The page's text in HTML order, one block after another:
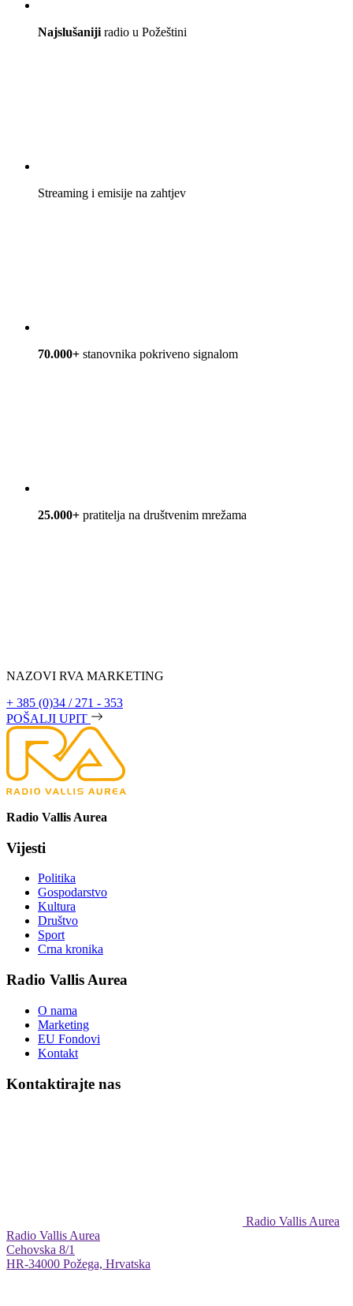
Najslušaniji radio u Požeštini
Streaming i emisije na zahtjev
70.000+ stanovnika pokriveno signalom
25.000+ pratitelja na društvenim mrežama
NAZOVI RVA MARKETING
+ 385 (0)34 / 271 - 353
POŠALJI UPIT
Radio Vallis Aurea
Vijesti
Politika
Gospodarstvo
Kultura
Društvo
Sport
Crna kronika
Radio Vallis Aurea
O nama
Marketing
EU Fondovi
Kontakt
Kontaktirajte nas
Radio Vallis Aurea
Radio Vallis Aurea
Cehovska 8/1
HR-34000 Požega, Hrvatska